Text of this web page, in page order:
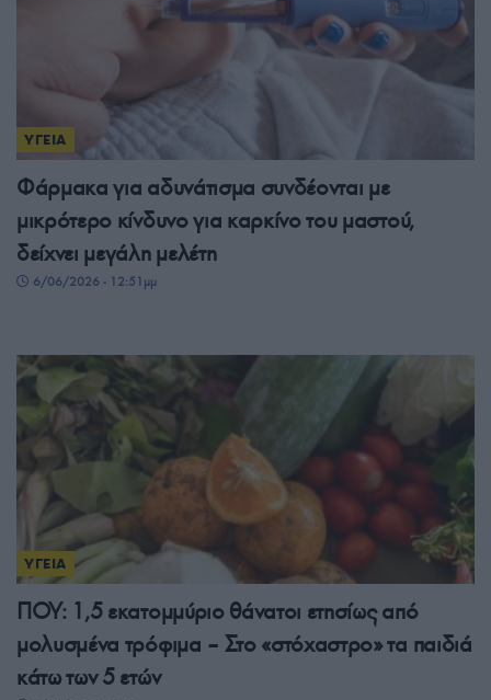
ΥΓΕΙΑ
Φάρμακα για αδυνάτισμα συνδέονται με
μικρότερο κίνδυνο για καρκίνο του μαστού,
δείχνει μεγάλη μελέτη
6/06/2026 - 12:51μμ
ΥΓΕΙΑ
ΠΟΥ: 1,5 εκατομμύριο θάνατοι ετησίως από
μολυσμένα τρόφιμα – Στο «στόχαστρο» τα παιδιά
κάτω των 5 ετών